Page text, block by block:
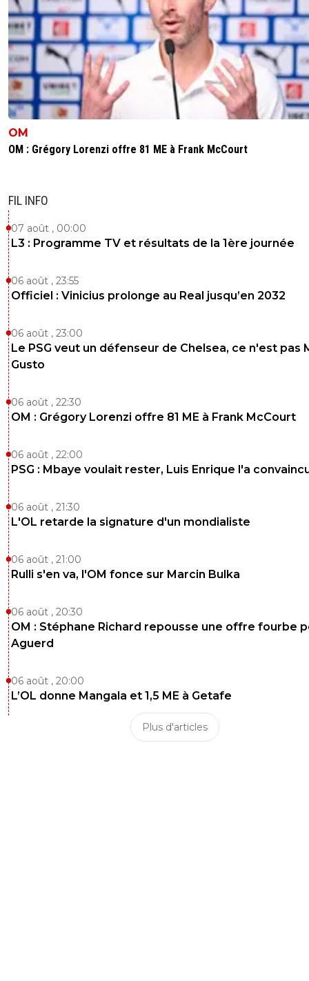
OM
OM : Grégory Lorenzi offre 81 ME à Frank McCourt
FIL INFO
07 août , 00:00
L3 : Programme TV et résultats de la 1ère journée
06 août , 23:55
Officiel : Vinicius prolonge au Real jusqu’en 2032
06 août , 23:00
Le PSG veut un défenseur de Chelsea, ce n'est pas
Gusto
06 août , 22:30
OM : Grégory Lorenzi offre 81 ME à Frank McCourt
06 août , 22:00
PSG : Mbaye voulait rester, Luis Enrique l'a
06 août , 21:30
L'OL retarde la signature d'un mondialiste
06 août , 21:00
Rulli s'en va, l'OM fonce sur Marcin Bulka
06 août , 20:30
OM : Stéphane Richard repousse une offre fourbe
Aguerd
06 août , 20:00
L’OL donne Mangala et 1,5 ME à Getafe
Plus d'articles